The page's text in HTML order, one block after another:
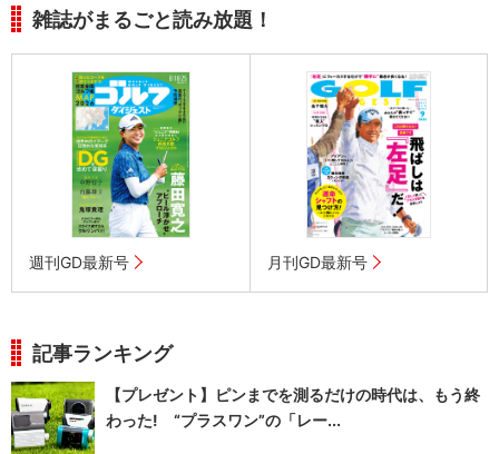
雑誌がまるごと読み放題！
週刊GD最新号 月刊GD最新号
記事ランキング
【プレゼント】ピンまでを測るだけの時代は、もう終
わった! “プラスワン”の「レー...